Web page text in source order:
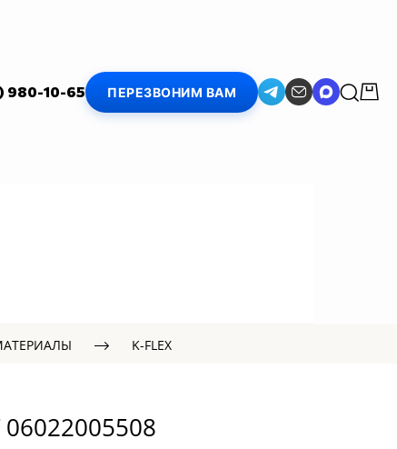
980-10-65 ПЕРЕЗВОНИМ ВАМ
K-FLEX
06022005508